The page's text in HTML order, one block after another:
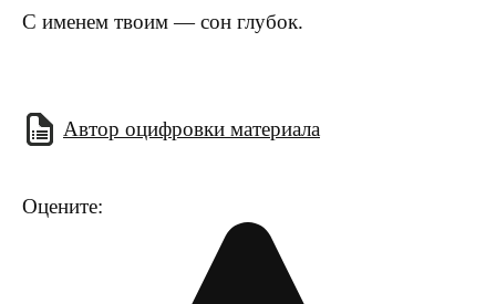
С именем твоим — сон глубок.
Автор оцифровки материала
Оцените: